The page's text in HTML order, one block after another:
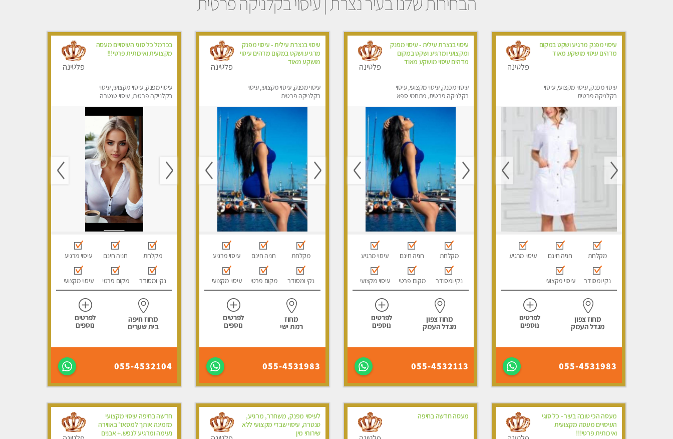
עיסוי מפנק מרגיע ושקט במקום
מדהים עיסוי מושקע מאוד
עיסוי מפנק, עיסוי מקצועי, עיסוי
בקלניקה פרטית
פלטינה
מקלחת חניה חינם עיסוי מרגיע
נקי ומסודר עיסוי מקצועי
מחוז צפון
מגדל העמק
לפרטים
נוספים
055-4531983
עיסוי בנצרת עילית - עיסוי מפנק
ומקצועי ומרגיע ושקט במקום
מדהים עיסוי מושקע מאוד
עיסוי מפנק, עיסוי מקצועי, עיסוי
בקלניקה פרטית, מתחמי ספא
פלטינה
מקלחת חניה חינם עיסוי מרגיע
נקי ומסודר מקום פרטי עיסוי מקצועי
מחוז צפון
מגדל העמק
לפרטים
נוספים
055-4532113
עיסוי בנצרת עילית - עיסוי מפנק
מרגיע ושקט במקום מדהים עיסוי
מושקע מאוד
עיסוי מפנק, עיסוי מקצועי, עיסוי
בקלניקה פרטית
פלטינה
מקלחת חניה חינם עיסוי מרגיע
נקי ומסודר מקום פרטי עיסוי מקצועי
מחוז
רמת ישי
לפרטים
נוספים
055-4531983
בכרמל כל סוגי העיסויים מעסה
מקצועית ואיכותית פרטי!!!
עיסוי מפנק, עיסוי מקצועי, עיסוי
בקלניקה פרטית, עיסוי טנטרה
פלטינה
מקלחת חניה חינם עיסוי מרגיע
נקי ומסודר מקום פרטי עיסוי מקצועי
מחוז חיפה
בית שערים
לפרטים
נוספים
055-4532104
מעסה הכי טובה בעיר - כל סוגי
העיסויים מעסה מקצועית
ואיכותית פרטי!!!
מעסה חדשה בחיפה
לעיסוי מפנק, משחרר, מרגיע,
טנטרה, עיסוי שבדי מקצועי ללא
שירותי מין
חדשה בחיפה עיסוי מקצועי
מזמינה אותך למסאז' באווירה
נעימה ומרגיע לנפש.+ אבנים